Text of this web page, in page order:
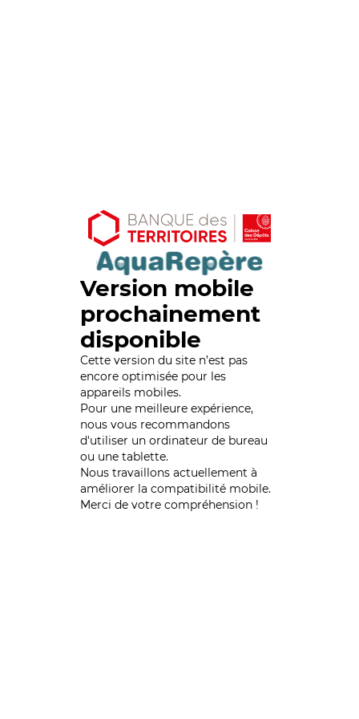
Version mobile
prochainement
disponible
Cette version du site n’est pas
encore optimisée pour les
appareils mobiles.
Pour une meilleure expérience,
nous vous recommandons
d'utiliser un ordinateur de bureau
ou une tablette.
Nous travaillons actuellement à
améliorer la compatibilité mobile.
Merci de votre compréhension !